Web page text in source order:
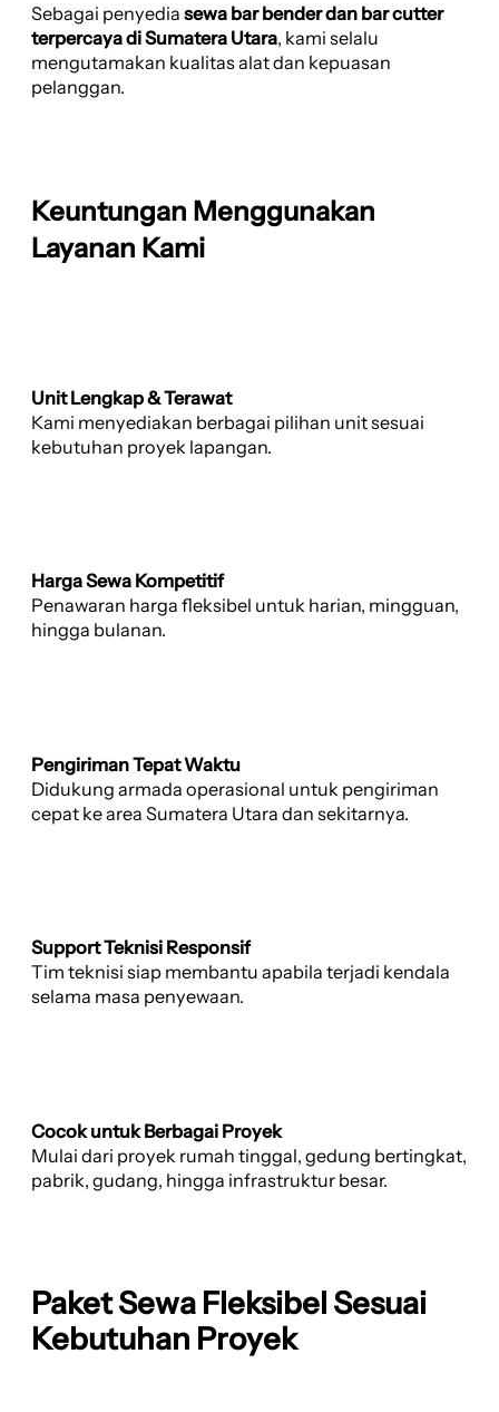
Sebagai penyedia sewa bar bender dan bar cutter
terpercaya di Sumatera Utara, kami selalu
mengutamakan kualitas alat dan kepuasan
pelanggan.
Keuntungan Menggunakan
Layanan Kami
Unit Lengkap & Terawat
Kami menyediakan berbagai pilihan unit sesuai
kebutuhan proyek lapangan.
Harga Sewa Kompetitif
Penawaran harga fleksibel untuk harian, mingguan,
hingga bulanan.
Pengiriman Tepat Waktu
Didukung armada operasional untuk pengiriman
cepat ke area Sumatera Utara dan sekitarnya.
Support Teknisi Responsif
Tim teknisi siap membantu apabila terjadi kendala
selama masa penyewaan.
Cocok untuk Berbagai Proyek
Mulai dari proyek rumah tinggal, gedung bertingkat,
pabrik, gudang, hingga infrastruktur besar.
Paket Sewa Fleksibel Sesuai
Kebutuhan Proyek